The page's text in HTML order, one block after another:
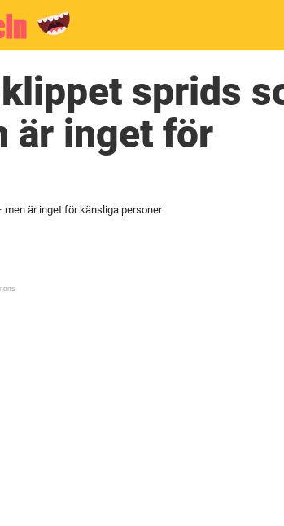
sprids
är inget för
är inget för känsliga personer